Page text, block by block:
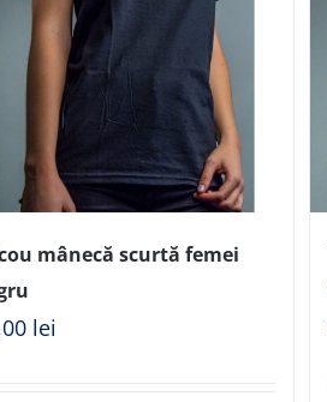
mânecă scurtă femei
lei